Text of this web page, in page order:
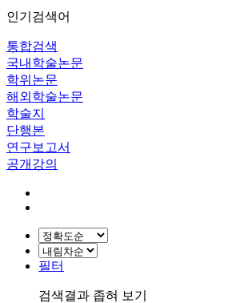
인기검색어
통합검색
국내학술논문
학위논문
해외학술논문
학술지
단행본
연구보고서
공개강의
필터
검색결과 좁혀 보기